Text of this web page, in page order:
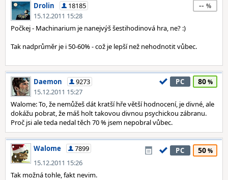
Drolin
18185
15.12.2011 15:28
--
Počkej - Machinarium je nanejvýš šestihodinová hra, ne? :)
Tak nadprůměr je i 50-60% - což je lepší než nehodnotit vůbec.
Daemon
9273
15.12.2011 15:27
PC 80
Walome: To, že nemůžeš dát kratší hře větší hodnocení, je divné, ale
dokážu pobrat, že máš holt takovou divnou psychickou zábranu.
Proč jsi ale teda nedal těch 70 % jsem nepobral vůbec.
Walome
7899
15.12.2011 15:26
PC 50
Tak možná tohle, fakt nevim.